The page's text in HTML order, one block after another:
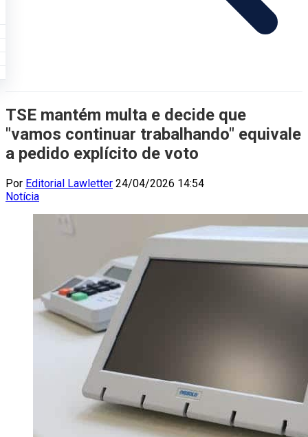
TSE mantém multa e decide que
"vamos continuar trabalhando" equivale
a pedido explícito de voto
Por Editorial Lawletter 24/04/2026 14:54
Notícia